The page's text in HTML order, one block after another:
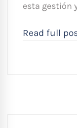
esta gestión
Read full